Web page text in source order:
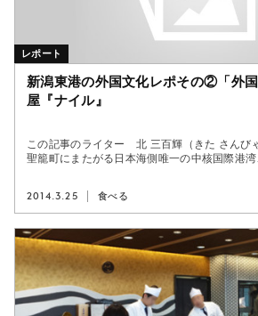
新潟東港の外国文化レポその②「外
屋『ナイル』
この記事のライター 北 三百輝（きた さんび
聖籠町にまたがる日本海側唯一の中核国際港
2014.3.25 食べる
レポート